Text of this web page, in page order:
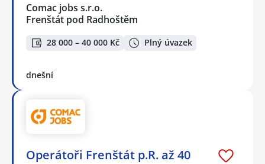
Comac jobs s.r.o.
Frenštát pod Radhoštěm
28 000 – 40 000 Kč Plný úvazek
dnešní
Operátoři Frenštát p.R. až 40